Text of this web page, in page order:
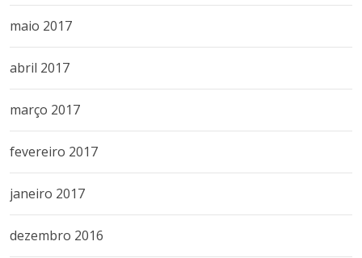
maio 2017
abril 2017
março 2017
fevereiro 2017
janeiro 2017
dezembro 2016